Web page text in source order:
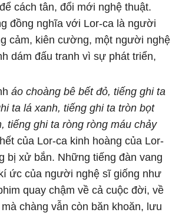
cách tân, đổi mới nghệ thuật.
đồng nghĩa với Lor-ca là người
cảm, kiên cường, một người nghệ
dám đấu tranh vì sự phát triển,
áo choàng bê bết đỏ, tiếng ghi ta
ta lá xanh, tiếng ghi ta tròn bọt
tiếng ghi ta ròng ròng máu chảy
của Lor-ca kinh hoàng của Lor-
bị xử bắn. Những tiếng đàn vang
ức của người nghệ sĩ giống như
quay chậm về cả cuộc đời, về
chàng vẫn còn băn khoăn, lưu